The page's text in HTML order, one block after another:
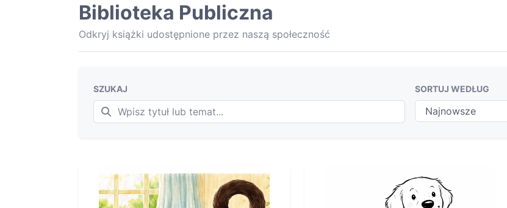
Biblioteka Publiczna
Odkryj książki udostępnione przez naszą społeczność
SZUKAJ SORTUJ WEDŁUG